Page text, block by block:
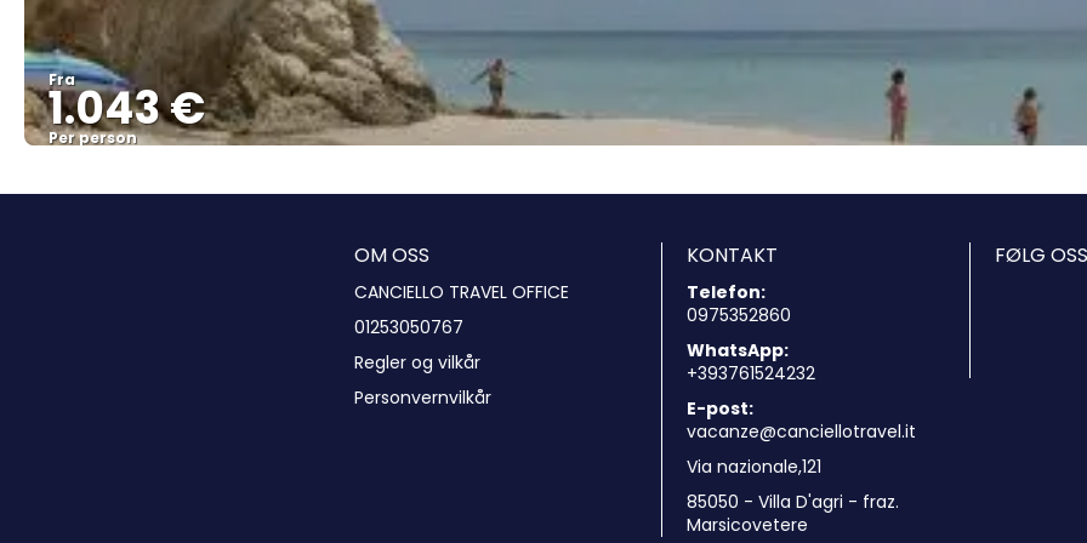
Fra
1.043 €
Per person
OM OSS
CANCIELLO TRAVEL OFFICE
01253050767
Regler og vilkår
Personvernvilkår
KONTAKT
Telefon:
0975352860
WhatsApp:
+393761524232
E-post:
vacanze@canciellotravel.it
Via nazionale,121
85050 - Villa D'agri - fraz.
Marsicovetere
FØLG